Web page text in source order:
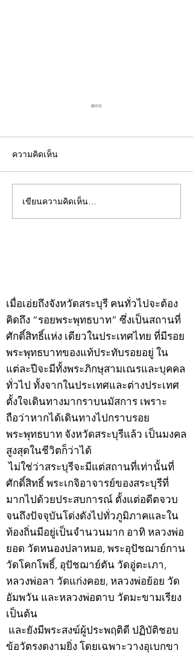
คอลัมน์"จับชีพจรวงการ
พระ"ประจำพุธที่ 29
ความคิดเห็น
เขียนความคิดเห็น…
เมื่อเอ่ยถึงจังหวัดสระบุรี คนทั่วไปจะต้อง
คิดถึง “รอยพระพุทธบาท” ซึ่งเป็นสถานที่
ศักดิ์สิทธิ์แห่ง เดียวในประเทศไทย ที่มีรอย
พระพุทธบาทของแท้ประทับรอยอยู่ ใน
แต่ละปีจะมีทั้งพระภิกษุสามเณรและบุคคล
ทั่วไป ทั้งจากในประเทศและต่างประเทศ
ตั้งใจเดินทางมากราบนมัสการ เพราะ
ถือว่าหากได้เดินทางไปกราบรอย
พระพุทธบาท จังหวัดสระบุรีแล้ว เป็นมงคล
สูงสุดในชีวิตก็ว่าได้
ไม่ใช่ว่าสระบุรีจะมีแต่สถานที่เท่านั้นที่
ศักดิ์สิทธิ์ พระเกจิอาจารย์ของสระบุรีที่
มากไปด้วยประสบการณ์ ตั้งแต่อดีตจวบ
จนถึงปัจจุบันโด่งดังไปทั่วภูมิภาคและใน
ท้องถิ่นมีอยู่เป็นจำนวนมาก อาทิ หลวงพ่อ
ยอด วัดหนองปลาหมอ, พระอุปัชฌาย์กาน
วัดโคกโพธิ์, อุปัชฌาย์ตัน วัดอู่ตะเภา,
หลวงพ่อลา วัดแก่งคอย, หลวงพ่อย้อย วัด
อัมพวัน และหลวงพ่อตาบ วัดมะขามเรียง
เป็นต้น
และยังมีพระสงฆ์ผู้ประพฤติดี ปฏิบัติชอบ
ข้อวัตรงดงามยิ่ง โดยเฉพาะวางอุเบกขา